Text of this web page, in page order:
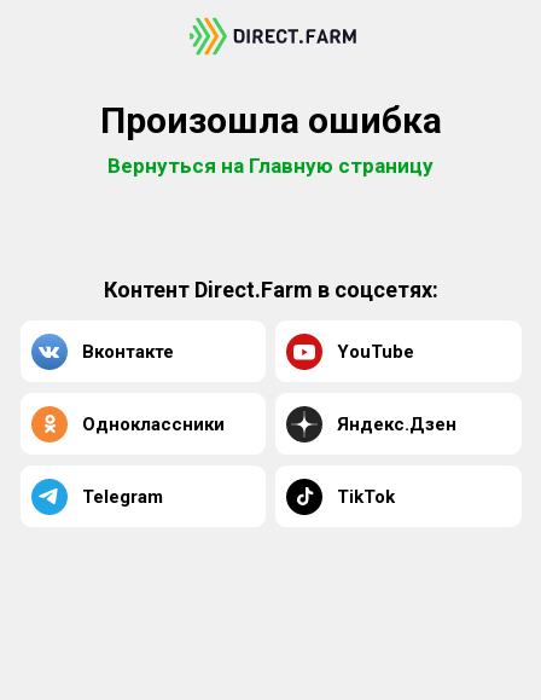
Произошла ошибка
Вернуться на Главную страницу
Контент Direct.Farm в соцсетях:
Вконтакте YouTube
Одноклассники Яндекс.Дзен
Telegram TikTok